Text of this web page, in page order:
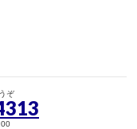
ぞ